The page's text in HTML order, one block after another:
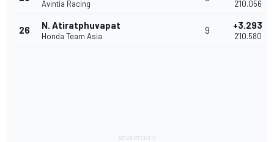
Avintia Racing 2'10.056
26 N. Atiratphuvapat
Honda Team Asia
9 +3.293
2'10.580